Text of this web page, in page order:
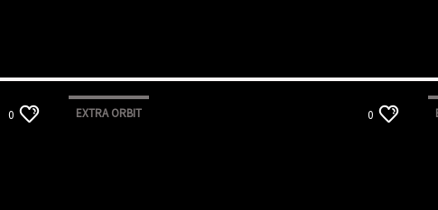
0 EXTRA ORBIT 0